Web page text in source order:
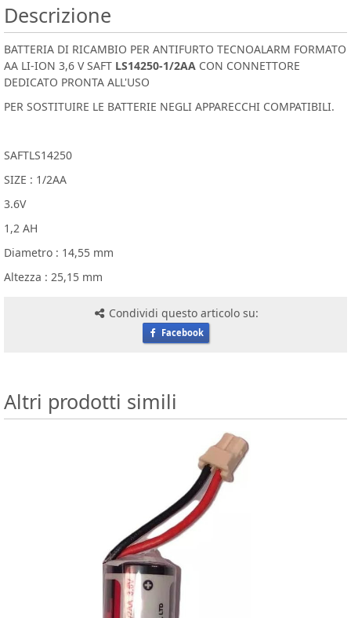
Descrizione
BATTERIA DI RICAMBIO PER ANTIFURTO TECNOALARM FORMATO
AA LI-ION 3,6 V SAFT LS14250-1/2AA CON CONNETTORE
DEDICATO PRONTA ALL'USO
PER SOSTITUIRE LE BATTERIE NEGLI APPARECCHI COMPATIBILI.
SAFTLS14250
SIZE : 1/2AA
3.6V
1,2 AH
Diametro : 14,55 mm
Altezza : 25,15 mm
Condividi questo articolo su:
Facebook
Altri prodotti simili